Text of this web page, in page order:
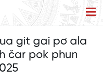
git gai pơ ala
čar pok phun